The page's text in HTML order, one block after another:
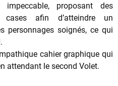
proposant des
cases afin d’atteindre un
personnages soignés, ce qui
cahier graphique qui
attendant le second Volet.